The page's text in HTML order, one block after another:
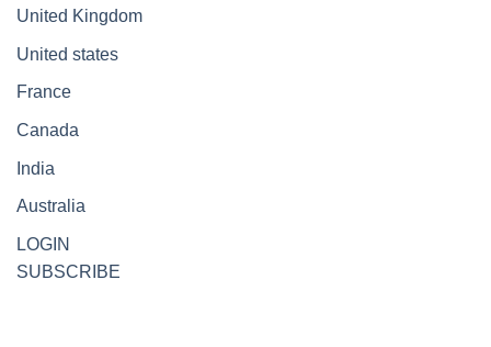
United Kingdom
United states
France
Canada
India
Australia
LOGIN
SUBSCRIBE